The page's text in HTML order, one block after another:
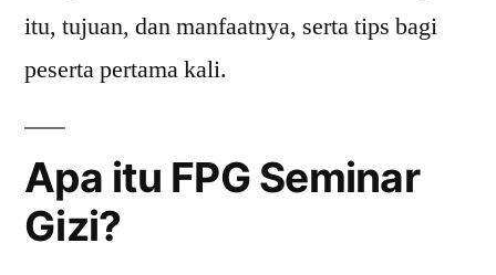
itu, tujuan, dan manfaatnya, serta tips bagi
peserta pertama kali.
Apa itu FPG Seminar
Gizi?